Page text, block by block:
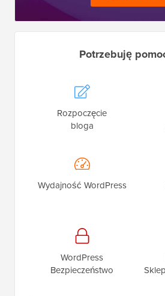
Potrzebuję
Rozpoczęcie
bloga
Wydajność WordPress
WordPress
Bezpieczeństwo